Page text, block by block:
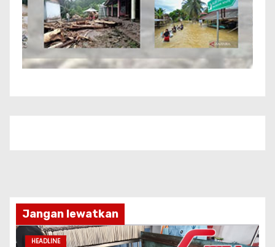
Jangan lewatkan
HEADLINE